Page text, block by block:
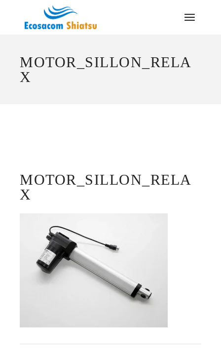
MOTOR_SILLON_RELA
X
MOTOR_SILLON_RELA
X